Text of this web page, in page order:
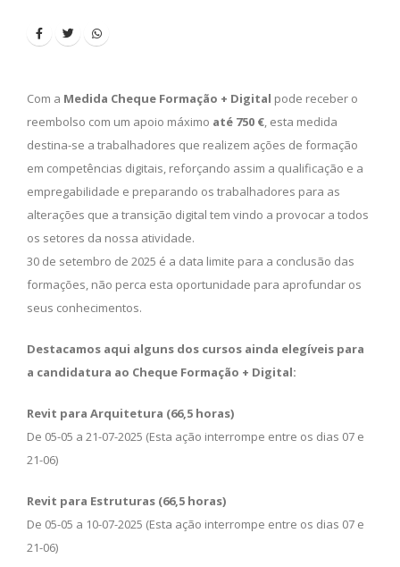
Com a Medida Cheque Formação + Digital pode receber o
reembolso com um apoio máximo até 750 €, esta medida
destina-se a trabalhadores que realizem ações de formação
em competências digitais, reforçando assim a qualificação e a
empregabilidade e preparando os trabalhadores para as
alterações que a transição digital tem vindo a provocar a todos
os setores da nossa atividade.
30 de setembro de 2025 é a data limite para a conclusão das
formações, não perca esta oportunidade para aprofundar os
seus conhecimentos.
Destacamos aqui alguns dos cursos ainda elegíveis para
a candidatura ao Cheque Formação + Digital:
Revit para Arquitetura (66,5 horas)
De 05-05 a 21-07-2025 (Esta ação interrompe entre os dias 07 e
21-06)
Revit para Estruturas (66,5 horas)
De 05-05 a 10-07-2025 (Esta ação interrompe entre os dias 07 e
21-06)